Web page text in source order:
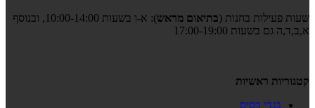
שעות פעילות בחנות (בתיאום מראש
): א-ו בשעות 10:00-14:00, ובנוסף
א,ב,ד,ה גם בשעות 17:00-19:00
קטגוריות ראשיות
בגדי בסיס